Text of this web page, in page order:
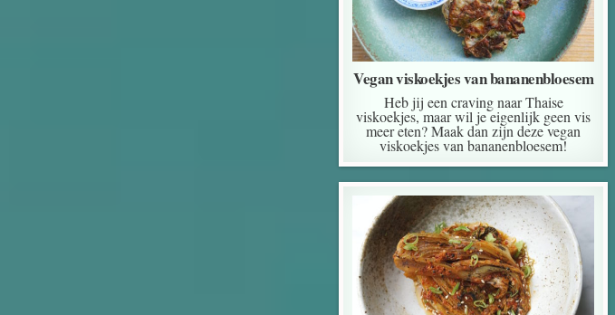
Vegan viskoekjes van bananenbloesem
Heb jij een craving naar Thaise
viskoekjes, maar wil je eigenlijk geen vis
meer eten? Maak dan zijn deze vegan
viskoekjes van bananenbloesem!